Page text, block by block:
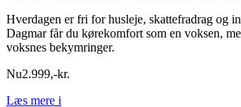
Hverdagen er fri for husleje, skattefradrag og
Dagmar får du kørekomfort som en voksen,
voksnes bekymringer.
Nu2.999,-kr.
Læs mere i